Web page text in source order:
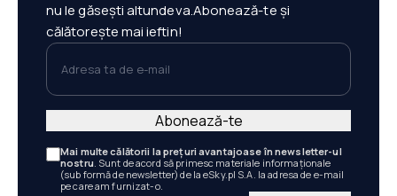
nu le găsești altundeva.Abonează-te și
călătorește mai ieftin!
Adresa ta de e-mail
Mai multe călătorii la prețuri avantajoase în newsletter-ul
nostru. Sunt de acord să primesc materiale informaționale
(sub formă de newsletter) de la eSky.pl S.A. la adresa de e-mail
pe care am furnizat-o.
Abonează-te